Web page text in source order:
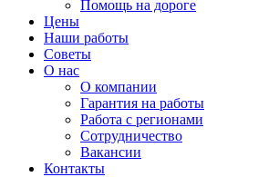
Помощь на дороге
Цены
Наши работы
Советы
О нас
О компании
Гарантия на работы
Работа с регионами
Сотрудничество
Вакансии
Контакты